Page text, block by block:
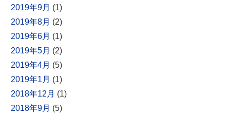
2019年9月 (1)
2019年8月 (2)
2019年6月 (1)
2019年5月 (2)
2019年4月 (5)
2019年1月 (1)
2018年12月 (1)
2018年9月 (5)